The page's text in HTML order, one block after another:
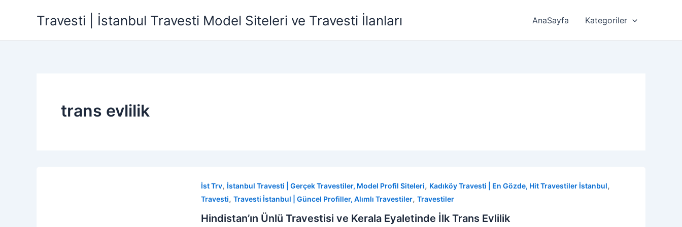
Travesti | İstanbul Travesti Model Siteleri ve Travesti İlanları AnaSayfa Kategoriler
trans evlilik
İst Trv, İstanbul Travesti | Gerçek Travestiler, Model Profil Siteleri, Kadıköy Travesti | En Gözde, Hit Travestiler İstanbul,
Travesti, Travesti İstanbul | Güncel Profiller, Alımlı Travestiler, Travestiler
Hindistan’ın Ünlü Travestisi ve Kerala Eyaletinde İlk Trans Evlilik